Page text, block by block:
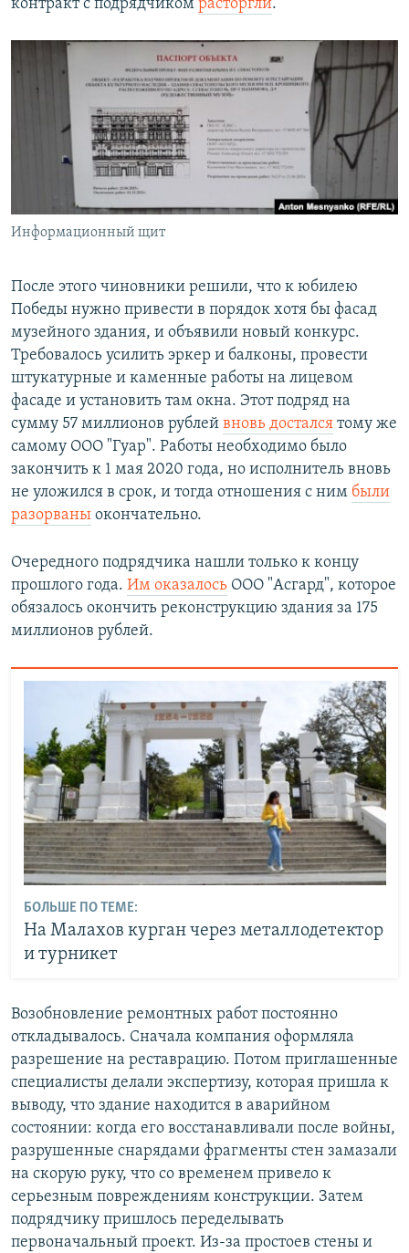
контракт с подрядчиком расторгли.
Информационный щит
После этого чиновники решили, что к юбилею
Победы нужно привести в порядок хотя бы фасад
музейного здания, и объявили новый конкурс.
Требовалось усилить эркер и балконы, провести
штукатурные и каменные работы на лицевом
фасаде и установить там окна. Этот подряд на
сумму 57 миллионов рублей вновь достался тому же
самому ООО "Гуар". Работы необходимо было
закончить к 1 мая 2020 года, но исполнитель вновь
не уложился в срок, и тогда отношения с ним были
разорваны окончательно.
Очередного подрядчика нашли только к концу
прошлого года. Им оказалось ООО "Асгард", которое
обязалось окончить реконструкцию здания за 175
миллионов рублей.
БОЛЬШЕ ПО ТЕМЕ:
На Малахов курган через металлодетектор
и турникет
Возобновление ремонтных работ постоянно
откладывалось. Сначала компания оформляла
разрешение на реставрацию. Потом приглашенные
специалисты делали экспертизу, которая пришла к
выводу, что здание находится в аварийном
состоянии: когда его восстанавливали после войны,
разрушенные снарядами фрагменты стен замазали
на скорую руку, что со временем привело к
серьезным повреждениям конструкции. Затем
подрядчику пришлось переделывать
первоначальный проект. Из-за простоев стены и